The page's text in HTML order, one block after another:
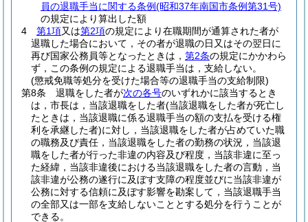
員の退職手当に関する条例(昭和37年南国市条例第31号)
の規定により算出した額
4
第1項又は第2項の規定により在職期間が通算された者が
退職した場合において，その者が退職の日又はその翌日に
再び国家公務員等となったときは， 第2条の規定にかかわら
ず，この条例の規定による退職手当は，支給しない。
(懲戒免職等処分を受けた場合等の退職手当の支給制限)
第8条
退職をした者が次の各号のいずれかに該当するとき
は，市長は，当該退職をした者(当該退職をした者が死亡し
たときは，当該退職に係る退職手当の額の支払を受ける権
利を承継した者)に対し，当該退職をした者が占めていた職
の職務及び責任，当該退職をした者の勤務の状況，当該退
職をした者が行った非違の内容及び程度，当該非違に至っ
た経緯，当該非違後における当該退職をした者の言動，当
該非違が公務の遂行に及ぼす支障の程度並びに当該非違が
公務に対する信頼に及ぼす影響を勘案して，当該退職手当
の全部又は一部を支給しないこととする処分を行うことが
できる。